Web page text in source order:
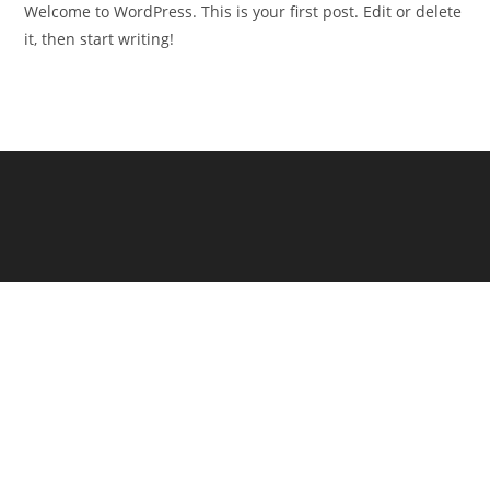
Welcome to WordPress. This is your first post. Edit or delete
it, then start writing!